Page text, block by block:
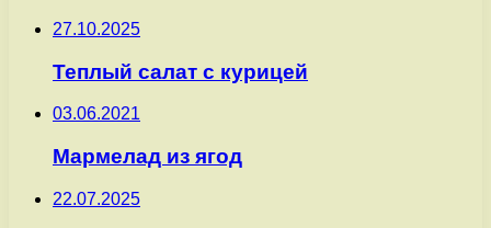
27.10.2025
Теплый салат с курицей
03.06.2021
Мармелад из ягод
22.07.2025